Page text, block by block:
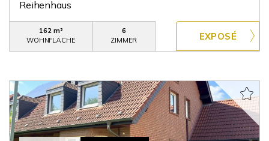
Reihenhaus
162 m²
WOHNFLÄCHE
6
ZIMMER